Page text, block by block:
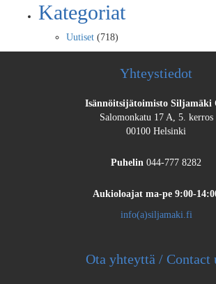
Kategoriat
Uutiset (718)
Yhteystiedot
Isännöitsijätoimisto Siljamäki
Salomonkatu 17 A, 5. kerros
00100 Helsinki
Puhelin 044-777 8282
Aukioloajat ma-pe 9:00-
info(a)siljamaki.fi
Ota yhteyttä / Contact